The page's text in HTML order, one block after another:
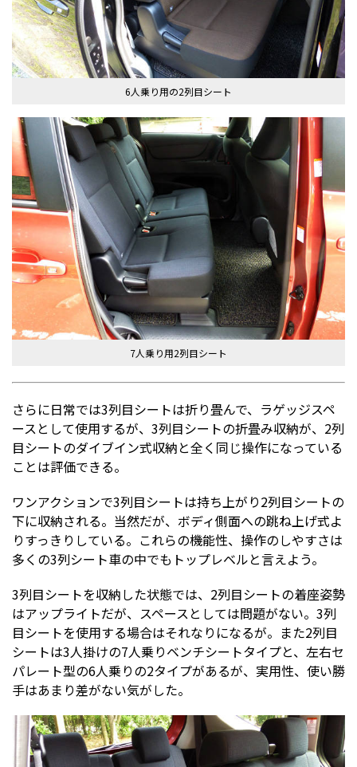
6人乗り用の2列目シート
7人乗り用2列目シート
さらに日常では3列目シートは折り畳んで、ラゲッジスペ
ースとして使用するが、3列目シートの折畳み収納が、2列
目シートのダイブイン式収納と全く同じ操作になっている
ことは評価できる。
ワンアクションで3列目シートは持ち上がり2列目シートの
下に収納される。当然だが、ボディ側面への跳ね上げ式よ
りすっきりしている。これらの機能性、操作のしやすさは
多くの3列シート車の中でもトップレベルと言えよう。
3列目シートを収納した状態では、2列目シートの着座姿勢
はアップライトだが、スペースとしては問題がない。3列
目シートを使用する場合はそれなりになるが。また2列目
シートは3人掛けの7人乗りベンチシートタイプと、左右セ
パレート型の6人乗りの2タイプがあるが、実用性、使い勝
手はあまり差がない気がした。